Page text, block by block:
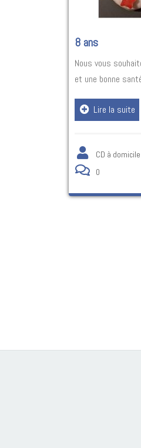
8 ans
Nous vous
et une bonne
Lire la suite
CD à domicile
0